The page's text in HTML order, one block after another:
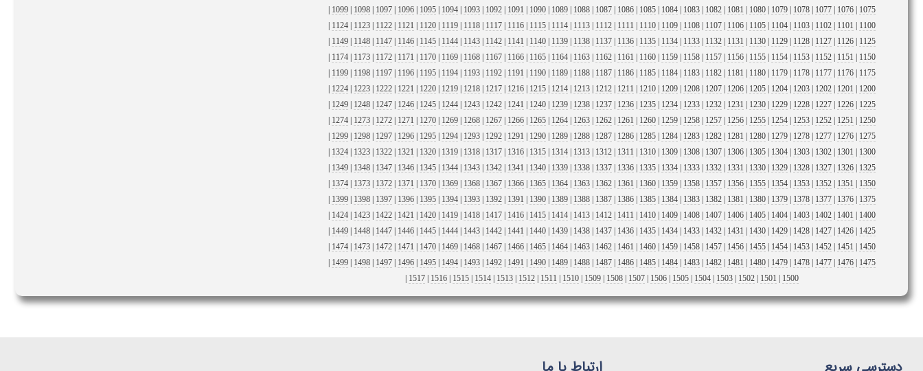
1075
|
1076
|
1077
|
1078
|
1079
|
1080
1081
|
1082
|
1083
|
1084
|
1085
|
1086
|
1087
|
1088
|
1089
|
1090
1091
|
1092
|
1093
|
1094
|
1095
|
1096
|
1097
|
1098
|
1099
1100
1101
|
1102
|
1103
|
1104
|
1105
|
1106
|
1107
|
1108
|
1109
|
1110
1111
|
1112
|
1113
|
1114
|
1115
|
1116
|
1117
|
1118
|
1119
|
1120
1121
|
1122
|
1123
|
1124
1125
|
1126
|
1127
|
1128
|
1129
|
1130
1131
|
1132
|
1133
|
1134
|
1135
|
1136
|
1137
|
1138
|
1139
|
1140
1141
|
1142
|
1143
|
1144
|
1145
|
1146
|
1147
|
1148
|
1149
1150
1151
|
1152
|
1153
|
1154
|
1155
|
1156
|
1157
|
1158
|
1159
|
1160
1161
|
1162
|
1163
|
1164
|
1165
|
1166
|
1167
|
1168
|
1169
|
1170
1171
|
1172
|
1173
|
1174
1175
|
1176
|
1177
|
1178
|
1179
|
1180
1181
|
1182
|
1183
|
1184
|
1185
|
1186
|
1187
|
1188
|
1189
|
1190
1191
|
1192
|
1193
|
1194
|
1195
|
1196
|
1197
|
1198
|
1199
1200
1201
|
1202
|
1203
|
1204
|
1205
|
1206
|
1207
|
1208
|
1209
|
1210
1211
|
1212
|
1213
|
1214
|
1215
|
1216
|
1217
|
1218
|
1219
|
1220
1221
|
1222
|
1223
|
1224
1225
|
1226
|
1227
|
1228
|
1229
|
1230
1231
|
1232
|
1233
|
1234
|
1235
|
1236
|
1237
|
1238
|
1239
|
1240
1241
|
1242
|
1243
|
1244
|
1245
|
1246
|
1247
|
1248
|
1249
1250
1251
|
1252
|
1253
|
1254
|
1255
|
1256
|
1257
|
1258
|
1259
|
1260
1261
|
1262
|
1263
|
1264
|
1265
|
1266
|
1267
|
1268
|
1269
|
1270
1271
|
1272
|
1273
|
1274
1275
|
1276
|
1277
|
1278
|
1279
|
1280
1281
|
1282
|
1283
|
1284
|
1285
|
1286
|
1287
|
1288
|
1289
|
1290
1291
|
1292
|
1293
|
1294
|
1295
|
1296
|
1297
|
1298
|
1299
1300
1301
|
1302
|
1303
|
1304
|
1305
|
1306
|
1307
|
1308
|
1309
|
1310
1311
|
1312
|
1313
|
1314
|
1315
|
1316
|
1317
|
1318
|
1319
|
1320
1321
|
1322
|
1323
|
1324
1325
|
1326
|
1327
|
1328
|
1329
|
1330
1331
|
1332
|
1333
|
1334
|
1335
|
1336
|
1337
|
1338
|
1339
|
1340
1341
|
1342
|
1343
|
1344
|
1345
|
1346
|
1347
|
1348
|
1349
1350
1351
|
1352
|
1353
|
1354
|
1355
|
1356
|
1357
|
1358
|
1359
|
1360
1361
|
1362
|
1363
|
1364
|
1365
|
1366
|
1367
|
1368
|
1369
|
1370
1371
|
1372
|
1373
|
1374
1375
|
1376
|
1377
|
1378
|
1379
|
1380
1381
|
1382
|
1383
|
1384
|
1385
|
1386
|
1387
|
1388
|
1389
|
1390
1391
|
1392
|
1393
|
1394
|
1395
|
1396
|
1397
|
1398
|
1399
1400
1401
|
1402
|
1403
|
1404
|
1405
|
1406
|
1407
|
1408
|
1409
|
1410
1411
|
1412
|
1413
|
1414
|
1415
|
1416
|
1417
|
1418
|
1419
|
1420
1421
|
1422
|
1423
|
1424
1425
|
1426
|
1427
|
1428
|
1429
|
1430
1431
|
1432
|
1433
|
1434
|
1435
|
1436
|
1437
|
1438
|
1439
|
1440
1441
|
1442
|
1443
|
1444
|
1445
|
1446
|
1447
|
1448
|
1449
1450
1451
|
1452
|
1453
|
1454
|
1455
|
1456
|
1457
|
1458
|
1459
|
1460
1461
|
1462
|
1463
|
1464
|
1465
|
1466
|
1467
|
1468
|
1469
|
1470
1471
|
1472
|
1473
|
1474
1475
|
1476
|
1477
|
1478
|
1479
|
1480
1481
|
1482
|
1483
|
1484
|
1485
|
1486
|
1487
|
1488
|
1489
|
1490
1491
|
1492
|
1493
|
1494
|
1495
|
1496
|
1497
|
1498
|
1499
1500
1501
|
1502
|
1503
|
1504
|
1505
|
1506
|
1507
|
1508
|
1509
|
1510
1511
|
1512
|
1513
|
1514
|
1515
|
1516
|
1517